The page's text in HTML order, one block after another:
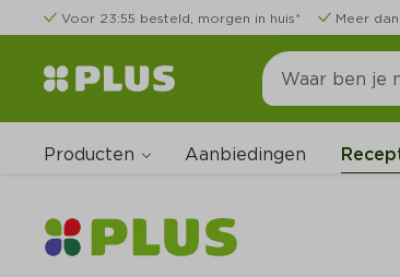
Voor 23:55 besteld, morgen in huis* Meer
Producten Aanbiedingen